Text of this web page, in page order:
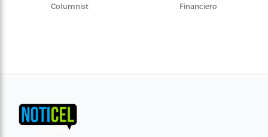
Columnist
Financiero